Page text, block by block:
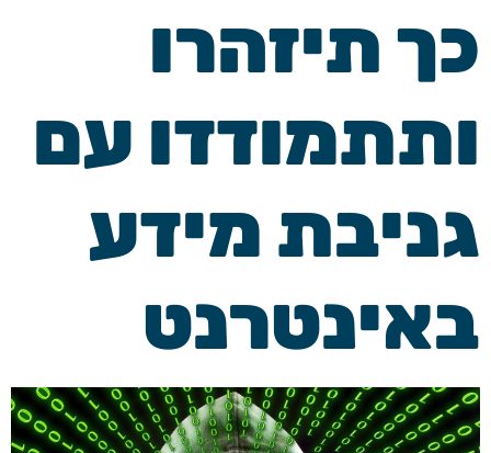
כך תיזהרו
ותתמודדו עם
גניבת מידע
באינטרנט